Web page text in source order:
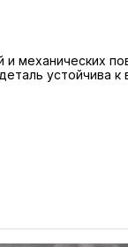
и механических
устойчива к